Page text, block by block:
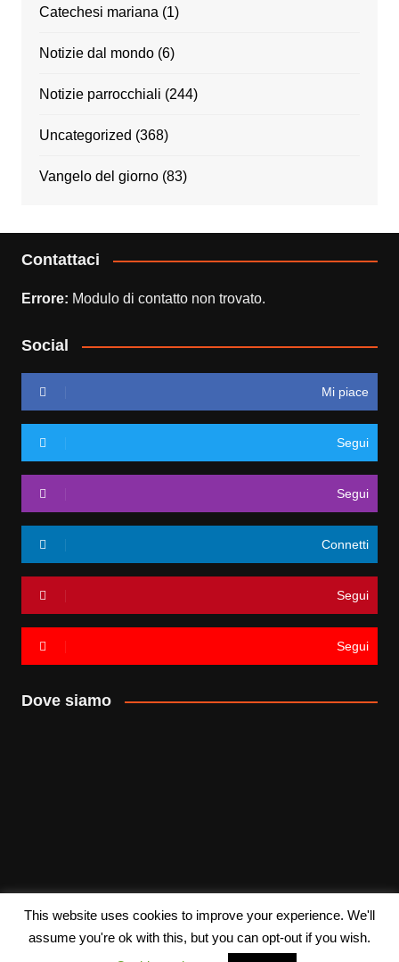
Catechesi mariana (1)
Notizie dal mondo(6)
Notizie parrocchiali (244)
Uncategorized (368)
Vangelo del giorno(83)
Contattaci
Errore: Modulo di contatto non trovato.
Social
Mi piace
Segui
Segui
Connetti
Segui
Segui
Dove siamo
Copyrights © 2018. All rights reserved.Cream Magazine di
This website uses cookies to improve your experience. We'll
assume you're ok with this, but you can opt-out if you wish.